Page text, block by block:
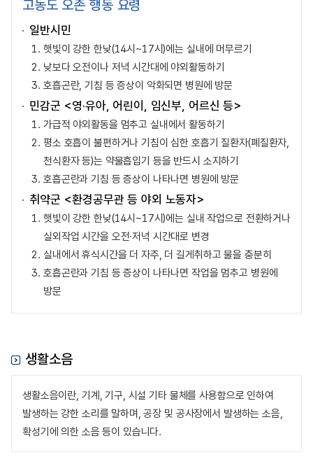
고농도 오존 행동 요령
일반시민
햇빛이 강한 한낮(14시~17시)에는 실내에 머무르기
낮보다 오전이나 저녁 시간대에 야외활동하기
호흡곤란, 기침 등 증상이 악화되면 병원에 방문
민감군 <영·유아, 어린이, 임신부, 어르신 등>
가급적 야외활동을 멈추고 실내에서 활동하기
평소 호흡이 불편하거나 기침이 심한 호흡기 질환자(폐질환자,
천식환자 등)는 약물흡입기 등을 반드시 소지하기
호흡곤란과 기침 등 증상이 나타나면 병원에 방문
취약군 <환경공무관 등 야외 노동자>
햇빛이 강한 한낮(14시~17시)에는 실내 작업으로 전환하거나
실외작업 시간을 오전·저녁 시간대로 변경
실내에서 휴식시간을 더 자주, 더 길게취하고 물을 충분히
호흡곤란과 기침 등 증상이 나타나면 작업을 멈추고 병원에
방문
생활소음
생활소음이란, 기계, 기구, 시설 기타 물체를 사용함으로 인하여
발생하는 강한 소리를 말하며, 공장 및 공사장에서 발생하는 소음,
확성기에 의한 소음 등이 있습니다.